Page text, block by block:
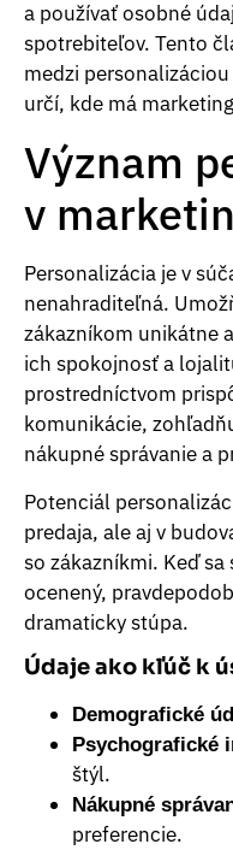
a používať osobné
spotrebiteľov. Tento
medzi
určí, kde má
Význam
v
Personalizácia je v
nenahraditeľná.
zákazníkom unikátne
ich spokojnosť a
prostredníctvom
komunikácie,
nákupné správanie a
Potenciál
predaja, ale aj v
so zákazníkmi. Keď
ocenený,
dramaticky stúpa.
Údaje ako kľúč k
Demografické
Psychografické
štýl.
Nákupné
preferencie.